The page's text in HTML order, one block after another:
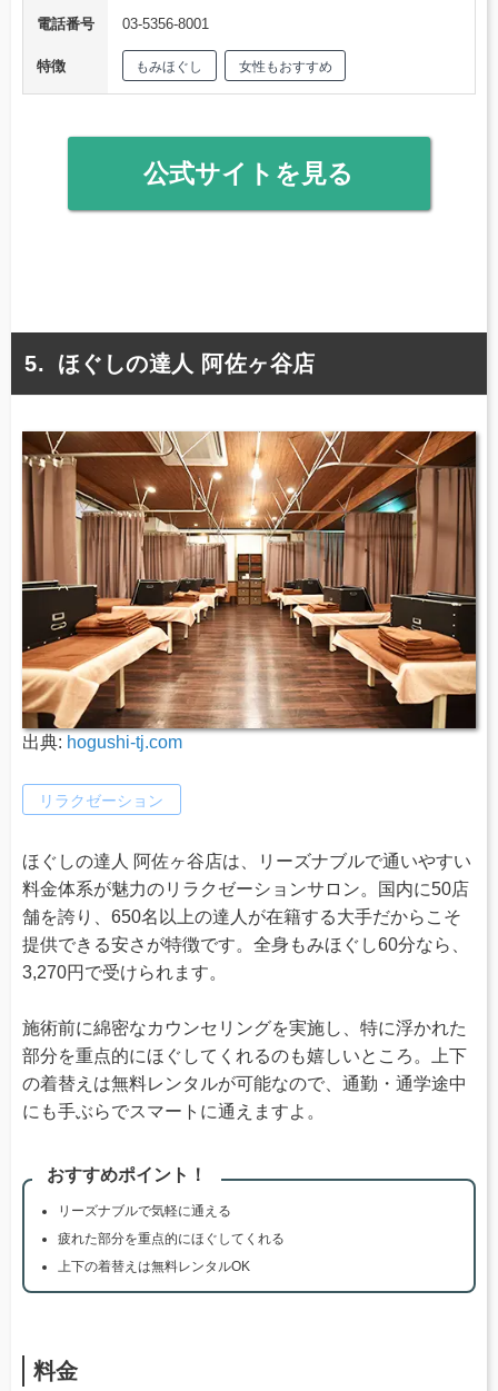
電話番号
03-5356-8001
特徴 もみほぐし 女性もおすすめ
公式サイトを見る
ほぐしの達人 阿佐ヶ谷店
出典: hogushi-tj.com
リラクゼーション
ほぐしの達人 阿佐ヶ谷店は、リーズナブルで通いやすい
料金体系が魅力のリラクゼーションサロン。国内に50店
舗を誇り、650名以上の達人が在籍する大手だからこそ
提供できる安さが特徴です。全身もみほぐし60分なら、
3,270円で受けられます。
施術前に綿密なカウンセリングを実施し、特に浮かれた
部分を重点的にほぐしてくれるのも嬉しいところ。上下
の着替えは無料レンタルが可能なので、通勤・通学途中
にも手ぶらでスマートに通えますよ。
おすすめポイント！
リーズナブルで気軽に通える
疲れた部分を重点的にほぐしてくれる
上下の着替えは無料レンタルOK
料金